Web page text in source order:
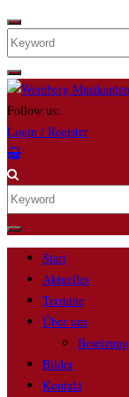
Search
Follow us:
Login / Register
Search
Start
Aktuelles
Termine
Über uns
Besetzung
Bilder
Kontakt